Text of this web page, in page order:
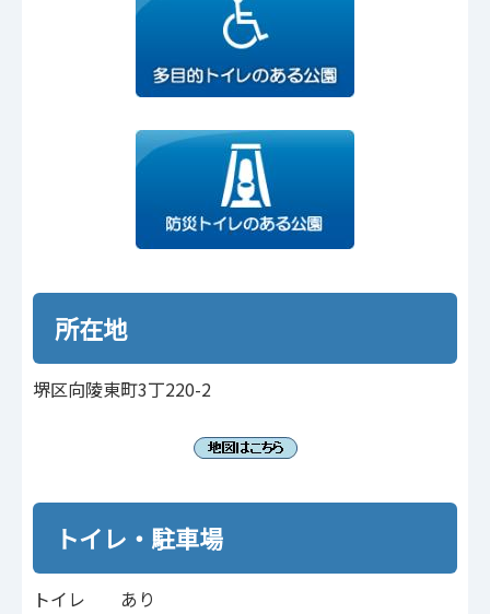
所在地
堺区向陵東町3丁220-2
トイレ・駐車場
トイレ あり